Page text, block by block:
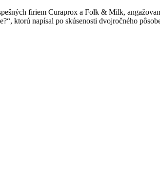
firiem Curaprox a Folk & Milk,
ktorú napísal po skúsenosti dvojročného